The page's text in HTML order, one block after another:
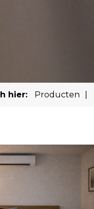
hier: Producten